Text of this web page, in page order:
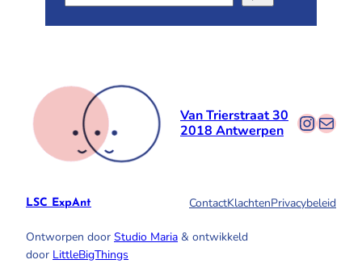
Van Trierstraat 30
2018 Antwerpen
E-mail
LSC ExpAnt ContactKlachtenPrivacybeleid
Ontworpen door Studio Maria & ontwikkeld
door LittleBigThings